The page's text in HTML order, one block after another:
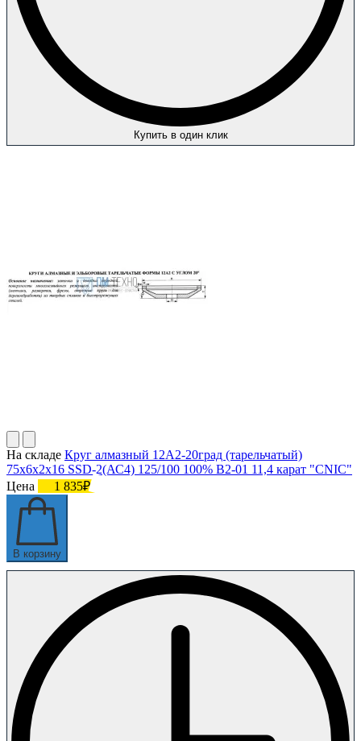
Купить в один клик
На складе Круг алмазный 12А2-20град (тарельчатый)
75х6х2х16 SSD-2(АС4) 125/100 100% В2-01 11,4 карат "CNIC"
Цена
1 835₽
В корзину